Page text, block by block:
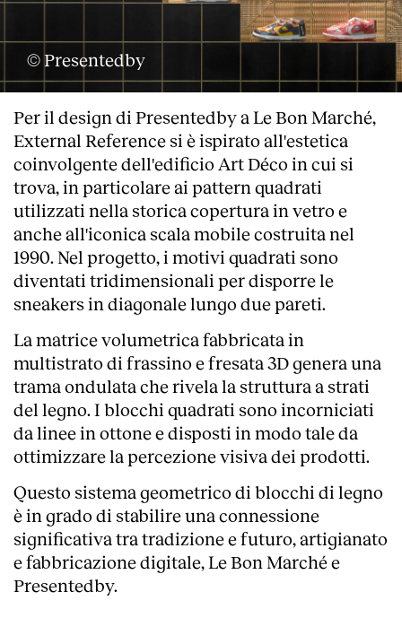
© Presentedby
Per il design di Presentedby a Le Bon Marché,
External Reference si è ispirato all'estetica
coinvolgente dell'edificio Art Déco in cui si
trova, in particolare ai pattern quadrati
utilizzati nella storica copertura in vetro e
anche all'iconica scala mobile costruita nel
1990. Nel progetto, i motivi quadrati sono
diventati tridimensionali per disporre le
sneakers in diagonale lungo due pareti.
La matrice volumetrica fabbricata in
multistrato di frassino e fresata 3D genera una
trama ondulata che rivela la struttura a strati
del legno. I blocchi quadrati sono incorniciati
da linee in ottone e disposti in modo tale da
ottimizzare la percezione visiva dei prodotti.
Questo sistema geometrico di blocchi di legno
è in grado di stabilire una connessione
significativa tra tradizione e futuro, artigianato
e fabbricazione digitale, Le Bon Marché e
Presentedby.